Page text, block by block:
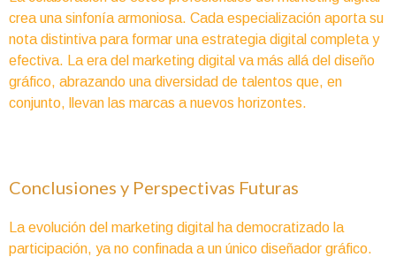
crea una sinfonía armoniosa. Cada especialización aporta su
nota distintiva para formar una estrategia digital completa y
efectiva. La era del marketing digital va más allá del diseño
gráfico, abrazando una diversidad de talentos que, en
conjunto, llevan las marcas a nuevos horizontes.
Conclusiones y Perspectivas Futuras
La evolución del marketing digital ha democratizado la
participación, ya no confinada a un único diseñador gráfico.